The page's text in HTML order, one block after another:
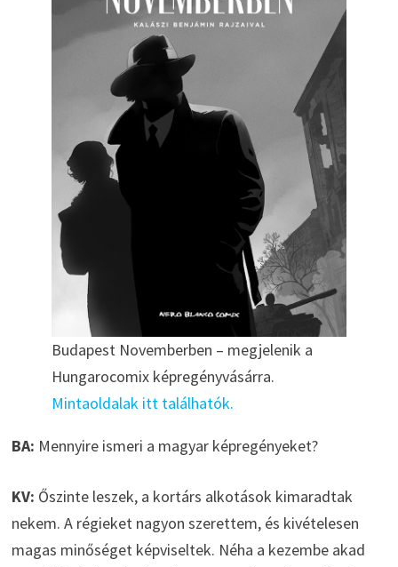
Budapest Novemberben – megjelenik a
Hungarocomix képregényvásárra.
Mintaoldalak itt találhatók.
BA: Mennyire ismeri a magyar képregényeket?
KV: Őszinte leszek, a kortárs alkotások kimaradtak
nekem. A régieket nagyon szerettem, és kivételesen
magas minőséget képviseltek. Néha a kezembe akad